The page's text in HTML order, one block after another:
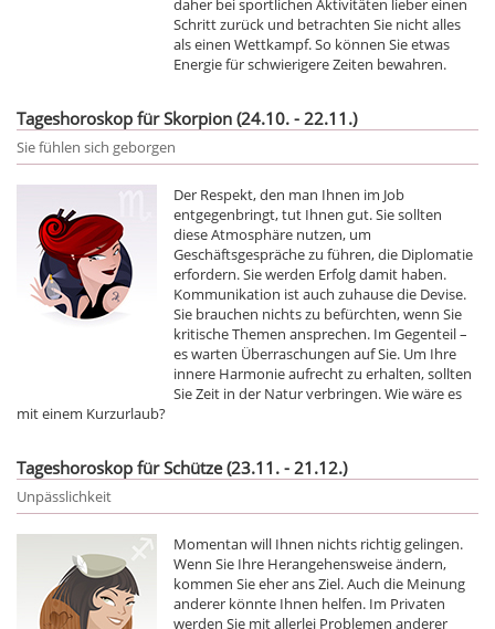
daher bei sportlichen Aktivitäten lieber einen
Schritt zurück und betrachten Sie nicht alles
als einen Wettkampf. So können Sie etwas
Energie für schwierigere Zeiten bewahren.
Tageshoroskop für Skorpion (24.10. - 22.11.)
Sie fühlen sich geborgen
Der Respekt, den man Ihnen im Job
entgegenbringt, tut Ihnen gut. Sie sollten
diese Atmosphäre nutzen, um
Geschäftsgespräche zu führen, die Diplomatie
erfordern. Sie werden Erfolg damit haben.
Kommunikation ist auch zuhause die Devise.
Sie brauchen nichts zu befürchten, wenn Sie
kritische Themen ansprechen. Im Gegenteil –
es warten Überraschungen auf Sie. Um Ihre
innere Harmonie aufrecht zu erhalten, sollten
Sie Zeit in der Natur verbringen. Wie wäre es
mit einem Kurzurlaub?
Tageshoroskop für Schütze (23.11. - 21.12.)
Unpässlichkeit
Momentan will Ihnen nichts richtig gelingen.
Wenn Sie Ihre Herangehensweise ändern,
kommen Sie eher ans Ziel. Auch die Meinung
anderer könnte Ihnen helfen. Im Privaten
werden Sie mit allerlei Problemen anderer